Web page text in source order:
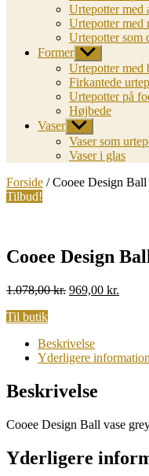
Urtepotter med
Urtepotter med
Urtepotter som
Former Vis
undermenu
Urtepotter med
Firkantede
Urtepotter på
Højbede
Vaser Vis
undermenu
Vaser som
Vaser i glas
Forside / Cooee Design
Tilbud!
Cooee Design
1.078,00kr. Original
969,00 kr.
Til butik
Beskrivelse
Yderligere information
Beskrivelse
Cooee Design Ball vase
Yderligere